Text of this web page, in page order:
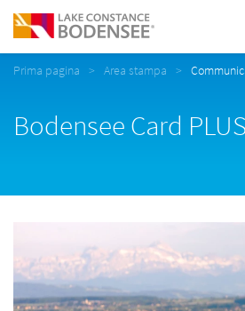
Prima pagina Area stampa
Bodensee Card PLUS